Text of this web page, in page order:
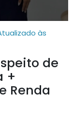
às
de
+
Renda